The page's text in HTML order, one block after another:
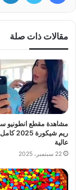
مقالات ذات صلة
مشاهدة مقطع انطونيو
ريم شيكورة
عالية
22 سبتمبر، 2025